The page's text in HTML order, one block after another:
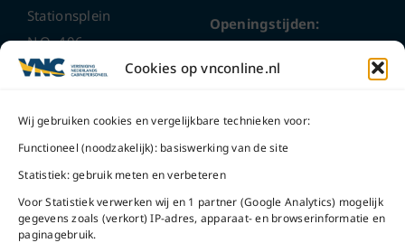
Cookies op vnconline.nl
Wij gebruiken cookies en vergelijkbare technieken voor:
Functioneel (noodzakelijk): basiswerking van de site
Statistiek: gebruik meten en verbeteren
Voor Statistiek verwerken wij en 1 partner (Google Analytics) mogelijk
gegevens zoals (verkort) IP-adres, apparaat- en browserinformatie en
paginagebruik.
Stationsplein
N.O. 406
1117 CL
Bel ons
Mail ons
Openingstijden:
ma t/m do
Na openingstijden
bereikbaar via
5020480